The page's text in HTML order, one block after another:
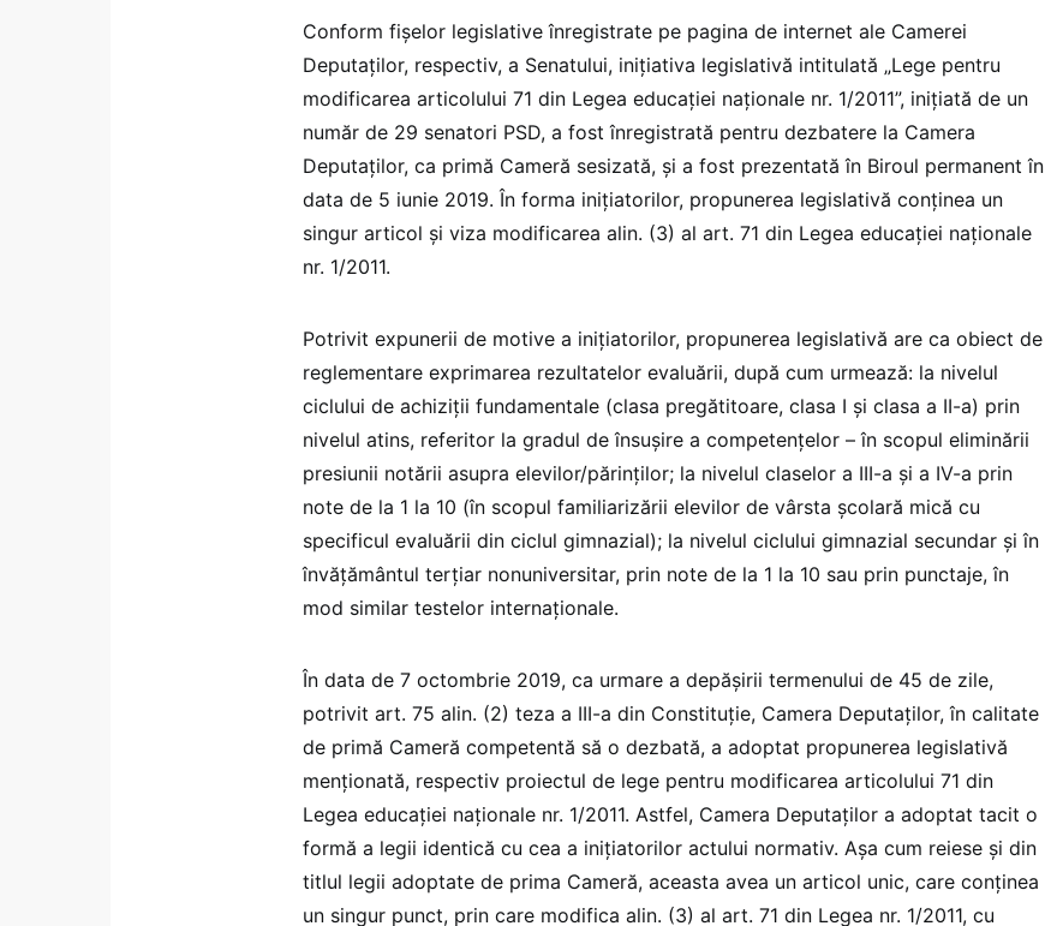
Conform fișelor legislative înregistrate pe pagina de internet ale Camerei
Deputaților, respectiv, a Senatului, inițiativa legislativă intitulată „Lege pentru
modificarea articolului 71 din Legea educației naționale nr. 1/2011”, inițiată de un
număr de 29 senatori PSD, a fost înregistrată pentru dezbatere la Camera
Deputaților, ca primă Cameră sesizată, și a fost prezentată în Biroul permanent în
data de 5 iunie 2019. În forma inițiatorilor, propunerea legislativă conținea un
singur articol și viza modificarea alin. (3) al art. 71 din Legea educației naționale
nr. 1/2011.
Potrivit expunerii de motive a inițiatorilor, propunerea legislativă are ca obiect de
reglementare exprimarea rezultatelor evaluării, după cum urmează: la nivelul
ciclului de achiziții fundamentale (clasa pregătitoare, clasa I și clasa a II-a) prin
nivelul atins, referitor la gradul de însușire a competențelor – în scopul eliminării
presiunii notării asupra elevilor/părinților; la nivelul claselor a III-a și a IV-a prin
note de la 1 la 10 (în scopul familiarizării elevilor de vârsta școlară mică cu
specificul evaluării din ciclul gimnazial); la nivelul ciclului gimnazial secundar și în
învățământul terțiar nonuniversitar, prin note de la 1 la 10 sau prin punctaje, în
mod similar testelor internaționale.
În data de 7 octombrie 2019, ca urmare a depășirii termenului de 45 de zile,
potrivit art. 75 alin. (2) teza a III-a din Constituție, Camera Deputaților, în calitate
de primă Cameră competentă să o dezbată, a adoptat propunerea legislativă
menționată, respectiv proiectul de lege pentru modificarea articolului 71 din
Legea educației naționale nr. 1/2011. Astfel, Camera Deputaților a adoptat tacit o
formă a legii identică cu cea a inițiatorilor actului normativ. Așa cum reiese și din
titlul legii adoptate de prima Cameră, aceasta avea un articol unic, care conținea
un singur punct, prin care modifica alin. (3) al art. 71 din Legea nr. 1/2011, cu